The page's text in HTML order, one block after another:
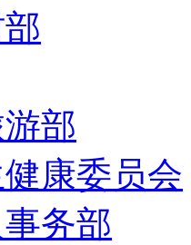
部
康委员会
务部